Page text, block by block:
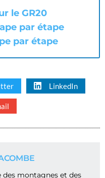
le GR20
par étape
par étape
LinkedIn
des montagnes et des